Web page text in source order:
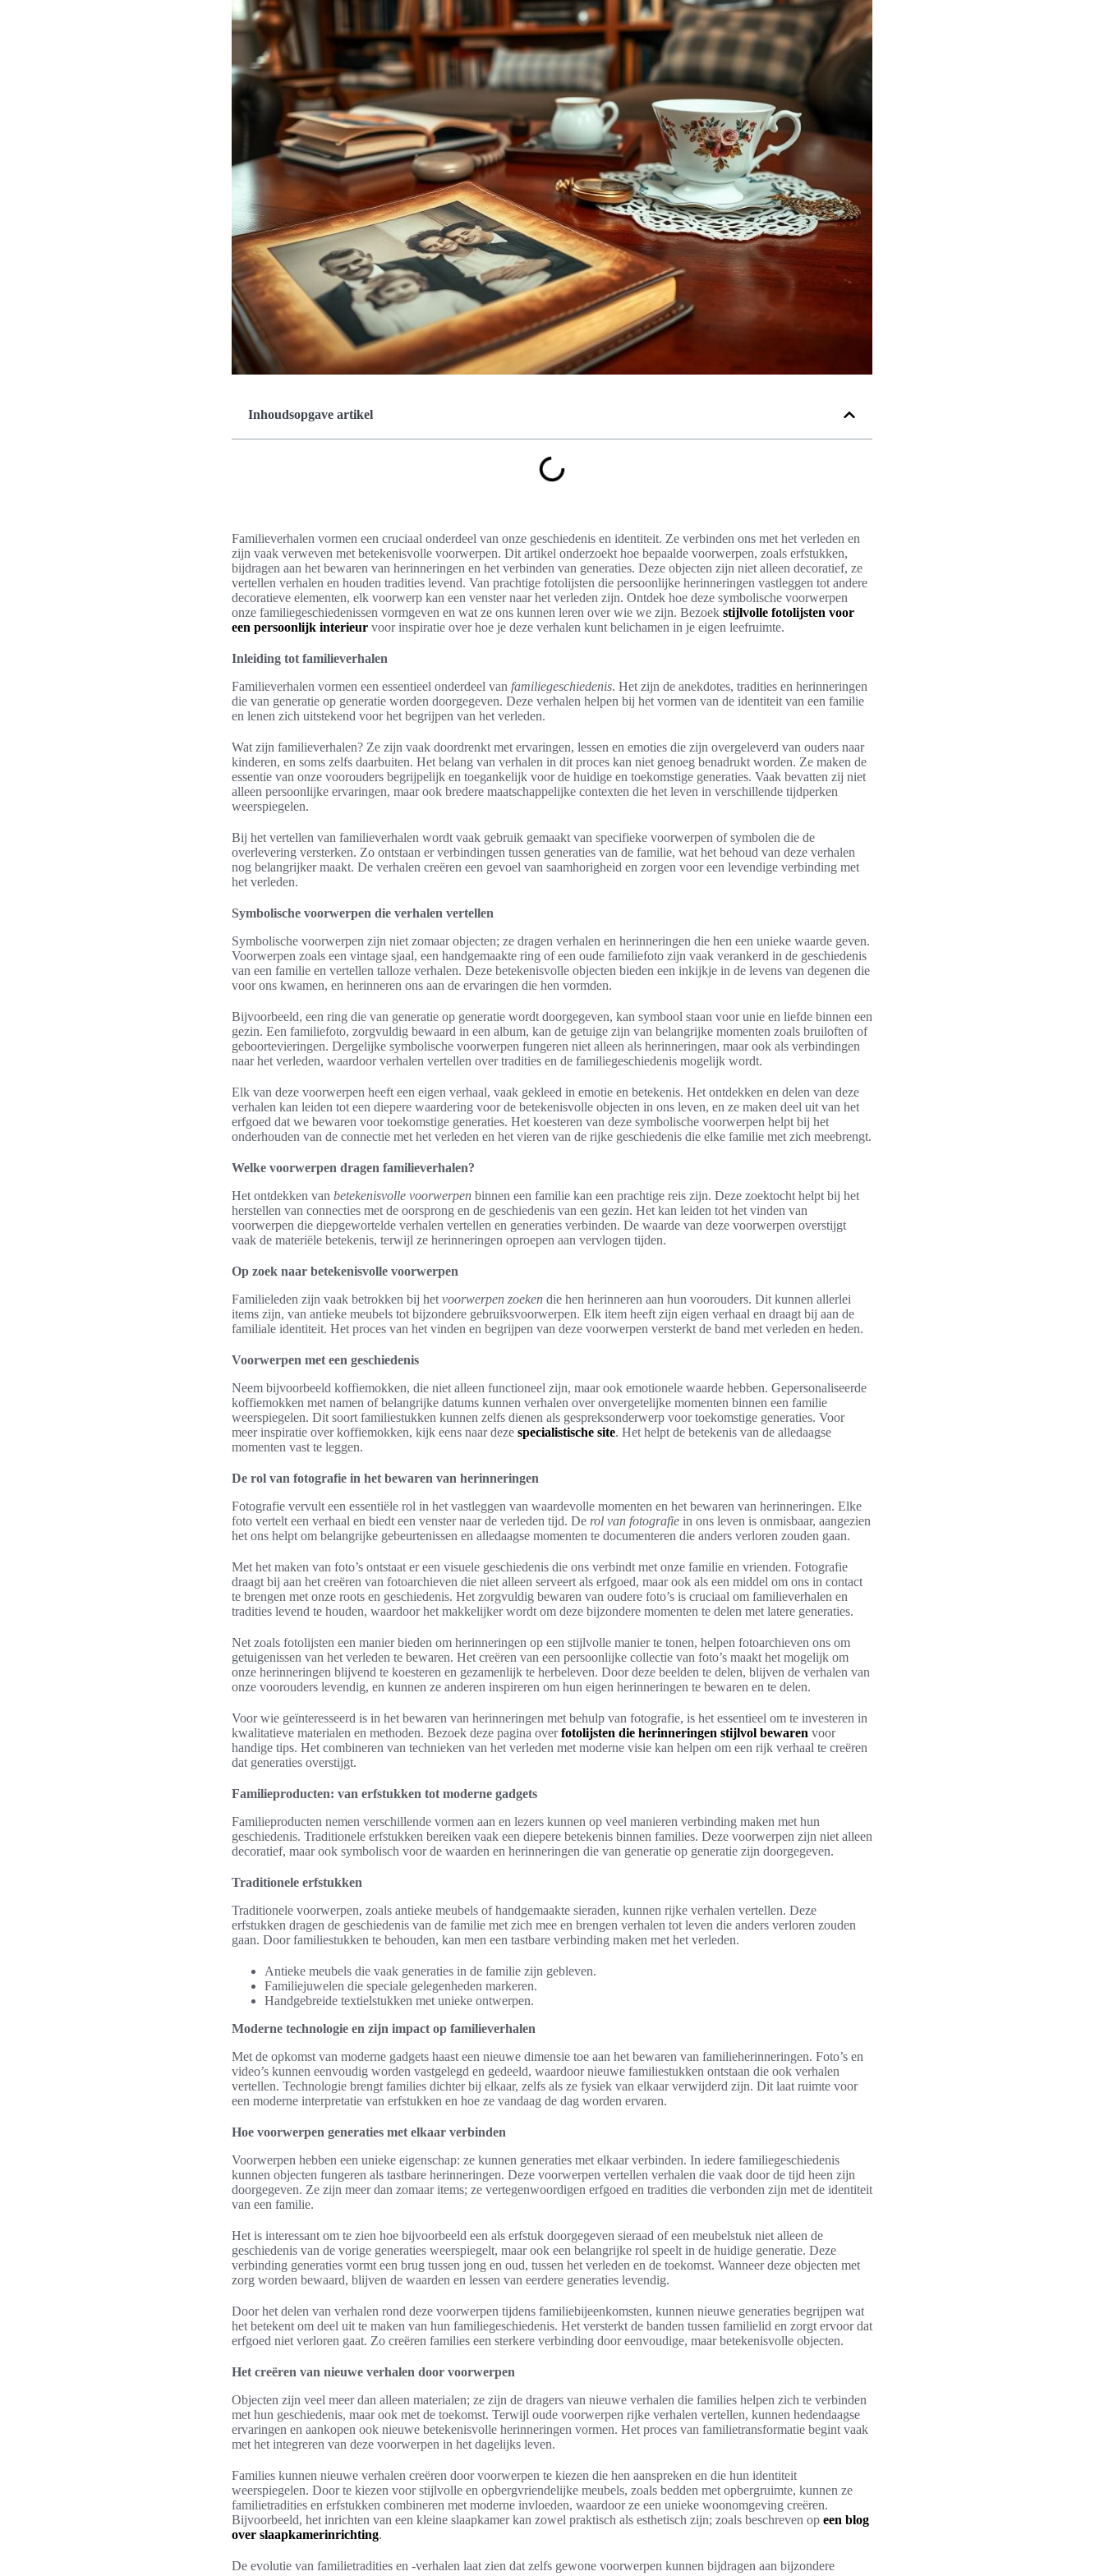
Inhoudsopgave artikel
Familieverhalen vormen een cruciaal onderdeel van onze geschiedenis en identiteit. Ze verbinden ons met het verleden en
zijn vaak verweven met betekenisvolle voorwerpen. Dit artikel onderzoekt hoe bepaalde voorwerpen, zoals erfstukken,
bijdragen aan het bewaren van herinneringen en het verbinden van generaties. Deze objecten zijn niet alleen decoratief, ze
vertellen verhalen en houden tradities levend. Van prachtige fotolijsten die persoonlijke herinneringen vastleggen tot andere
decoratieve elementen, elk voorwerp kan een venster naar het verleden zijn. Ontdek hoe deze symbolische voorwerpen
onze familiegeschiedenissen vormgeven en wat ze ons kunnen leren over wie we zijn. Bezoek stijlvolle fotolijsten voor
een persoonlijk interieur voor inspiratie over hoe je deze verhalen kunt belichamen in je eigen leefruimte.
Inleiding tot familieverhalen
Familieverhalen vormen een essentieel onderdeel van familiegeschiedenis. Het zijn de anekdotes, tradities en herinneringen
die van generatie op generatie worden doorgegeven. Deze verhalen helpen bij het vormen van de identiteit van een familie
en lenen zich uitstekend voor het begrijpen van het verleden.
Wat zijn familieverhalen? Ze zijn vaak doordrenkt met ervaringen, lessen en emoties die zijn overgeleverd van ouders naar
kinderen, en soms zelfs daarbuiten. Het belang van verhalen in dit proces kan niet genoeg benadrukt worden. Ze maken de
essentie van onze voorouders begrijpelijk en toegankelijk voor de huidige en toekomstige generaties. Vaak bevatten zij niet
alleen persoonlijke ervaringen, maar ook bredere maatschappelijke contexten die het leven in verschillende tijdperken
weerspiegelen.
Bij het vertellen van familieverhalen wordt vaak gebruik gemaakt van specifieke voorwerpen of symbolen die de
overlevering versterken. Zo ontstaan er verbindingen tussen generaties van de familie, wat het behoud van deze verhalen
nog belangrijker maakt. De verhalen creëren een gevoel van saamhorigheid en zorgen voor een levendige verbinding met
het verleden.
Symbolische voorwerpen die verhalen vertellen
Symbolische voorwerpen zijn niet zomaar objecten; ze dragen verhalen en herinneringen die hen een unieke waarde geven.
Voorwerpen zoals een vintage sjaal, een handgemaakte ring of een oude familiefoto zijn vaak verankerd in de geschiedenis
van een familie en vertellen talloze verhalen. Deze betekenisvolle objecten bieden een inkijkje in de levens van degenen die
voor ons kwamen, en herinneren ons aan de ervaringen die hen vormden.
Bijvoorbeeld, een ring die van generatie op generatie wordt doorgegeven, kan symbool staan voor unie en liefde binnen een
gezin. Een familiefoto, zorgvuldig bewaard in een album, kan de getuige zijn van belangrijke momenten zoals bruiloften of
geboortevieringen. Dergelijke symbolische voorwerpen fungeren niet alleen als herinneringen, maar ook als verbindingen
naar het verleden, waardoor verhalen vertellen over tradities en de familiegeschiedenis mogelijk wordt.
Elk van deze voorwerpen heeft een eigen verhaal, vaak gekleed in emotie en betekenis. Het ontdekken en delen van deze
verhalen kan leiden tot een diepere waardering voor de betekenisvolle objecten in ons leven, en ze maken deel uit van het
erfgoed dat we bewaren voor toekomstige generaties. Het koesteren van deze symbolische voorwerpen helpt bij het
onderhouden van de connectie met het verleden en het vieren van de rijke geschiedenis die elke familie met zich meebrengt.
Welke voorwerpen dragen familieverhalen?
Het ontdekken van betekenisvolle voorwerpen binnen een familie kan een prachtige reis zijn. Deze zoektocht helpt bij het
herstellen van connecties met de oorsprong en de geschiedenis van een gezin. Het kan leiden tot het vinden van
voorwerpen die diepgewortelde verhalen vertellen en generaties verbinden. De waarde van deze voorwerpen overstijgt
vaak de materiële betekenis, terwijl ze herinneringen oproepen aan vervlogen tijden.
Op zoek naar betekenisvolle voorwerpen
Familieleden zijn vaak betrokken bij het voorwerpen zoeken die hen herinneren aan hun voorouders. Dit kunnen allerlei
items zijn, van antieke meubels tot bijzondere gebruiksvoorwerpen. Elk item heeft zijn eigen verhaal en draagt bij aan de
familiale identiteit. Het proces van het vinden en begrijpen van deze voorwerpen versterkt de band met verleden en heden.
Voorwerpen met een geschiedenis
Neem bijvoorbeeld koffiemokken, die niet alleen functioneel zijn, maar ook emotionele waarde hebben. Gepersonaliseerde
koffiemokken met namen of belangrijke datums kunnen verhalen over onvergetelijke momenten binnen een familie
weerspiegelen. Dit soort familiestukken kunnen zelfs dienen als gespreksonderwerp voor toekomstige generaties. Voor
meer inspiratie over koffiemokken, kijk eens naar deze specialistische site. Het helpt de betekenis van de alledaagse
momenten vast te leggen.
De rol van fotografie in het bewaren van herinneringen
Fotografie vervult een essentiële rol in het vastleggen van waardevolle momenten en het bewaren van herinneringen. Elke
foto vertelt een verhaal en biedt een venster naar de verleden tijd. De rol van fotografie in ons leven is onmisbaar, aangezien
het ons helpt om belangrijke gebeurtenissen en alledaagse momenten te documenteren die anders verloren zouden gaan.
Met het maken van foto’s ontstaat er een visuele geschiedenis die ons verbindt met onze familie en vrienden. Fotografie
draagt bij aan het creëren van fotoarchieven die niet alleen serveert als erfgoed, maar ook als een middel om ons in contact
te brengen met onze roots en geschiedenis. Het zorgvuldig bewaren van oudere foto’s is cruciaal om familieverhalen en
tradities levend te houden, waardoor het makkelijker wordt om deze bijzondere momenten te delen met latere generaties.
Net zoals fotolijsten een manier bieden om herinneringen op een stijlvolle manier te tonen, helpen fotoarchieven ons om
getuigenissen van het verleden te bewaren. Het creëren van een persoonlijke collectie van foto’s maakt het mogelijk om
onze herinneringen blijvend te koesteren en gezamenlijk te herbeleven. Door deze beelden te delen, blijven de verhalen van
onze voorouders levendig, en kunnen ze anderen inspireren om hun eigen herinneringen te bewaren en te delen.
Voor wie geïnteresseerd is in het bewaren van herinneringen met behulp van fotografie, is het essentieel om te investeren in
kwalitatieve materialen en methoden. Bezoek deze pagina overfotolijsten die herinneringen stijlvol bewaren voor
handige tips. Het combineren van technieken van het verleden met moderne visie kan helpen om een rijk verhaal te creëren
dat generaties overstijgt.
Familieproducten: van erfstukken tot moderne gadgets
Familieproducten nemen verschillende vormen aan en lezers kunnen op veel manieren verbinding maken met hun
geschiedenis. Traditionele erfstukken bereiken vaak een diepere betekenis binnen families. Deze voorwerpen zijn niet alleen
decoratief, maar ook symbolisch voor de waarden en herinneringen die van generatie op generatie zijn doorgegeven.
Traditionele erfstukken
Traditionele voorwerpen, zoals antieke meubels of handgemaakte sieraden, kunnen rijke verhalen vertellen. Deze
erfstukken dragen de geschiedenis van de familie met zich mee en brengen verhalen tot leven die anders verloren zouden
gaan. Door familiestukken te behouden, kan men een tastbare verbinding maken met het verleden.
Antieke meubels die vaak generaties in de familie zijn gebleven.
Familiejuwelen die speciale gelegenheden markeren.
Handgebreide textielstukken met unieke ontwerpen.
Moderne technologie en zijn impact op familieverhalen
Met de opkomst van moderne gadgets haast een nieuwe dimensie toe aan het bewaren van familieherinneringen. Foto’s en
video’s kunnen eenvoudig worden vastgelegd en gedeeld, waardoor nieuwe familiestukken ontstaan die ook verhalen
vertellen. Technologie brengt families dichter bij elkaar, zelfs als ze fysiek van elkaar verwijderd zijn. Dit laat ruimte voor
een moderne interpretatie van erfstukken en hoe ze vandaag de dag worden ervaren.
Hoe voorwerpen generaties met elkaar verbinden
Voorwerpen hebben een unieke eigenschap: ze kunnen generaties met elkaar verbinden. In iedere familiegeschiedenis
kunnen objecten fungeren als tastbare herinneringen. Deze voorwerpen vertellen verhalen die vaak door de tijd heen zijn
doorgegeven. Ze zijn meer dan zomaar items; ze vertegenwoordigen erfgoed en tradities die verbonden zijn met de identiteit
van een familie.
Het is interessant om te zien hoe bijvoorbeeld een als erfstuk doorgegeven sieraad of een meubelstuk niet alleen de
geschiedenis van de vorige generaties weerspiegelt, maar ook een belangrijke rol speelt in de huidige generatie. Deze
verbinding generaties vormt een brug tussen jong en oud, tussen het verleden en de toekomst. Wanneer deze objecten met
zorg worden bewaard, blijven de waarden en lessen van eerdere generaties levendig.
Door het delen van verhalen rond deze voorwerpen tijdens familiebijeenkomsten, kunnen nieuwe generaties begrijpen wat
het betekent om deel uit te maken van hun familiegeschiedenis. Het versterkt de banden tussen familielid en zorgt ervoor dat
erfgoed niet verloren gaat. Zo creëren families een sterkere verbinding door eenvoudige, maar betekenisvolle objecten.
Het creëren van nieuwe verhalen door voorwerpen
Objecten zijn veel meer dan alleen materialen; ze zijn de dragers van nieuwe verhalen die families helpen zich te verbinden
met hun geschiedenis, maar ook met de toekomst. Terwijl oude voorwerpen rijke verhalen vertellen, kunnen hedendaagse
ervaringen en aankopen ook nieuwe betekenisvolle herinneringen vormen. Het proces van familietransformatie begint vaak
met het integreren van deze voorwerpen in het dagelijks leven.
Families kunnen nieuwe verhalen creëren door voorwerpen te kiezen die hen aanspreken en die hun identiteit
weerspiegelen. Door te kiezen voor stijlvolle en opbergvriendelijke meubels, zoals bedden met opbergruimte, kunnen ze
familietradities en erfstukken combineren met moderne invloeden, waardoor ze een unieke woonomgeving creëren.
Bijvoorbeeld, het inrichten van een kleine slaapkamer kan zowel praktisch als esthetisch zijn; zoals beschreven op een blog
over slaapkamerinrichting.
De evolutie van familietradities en -verhalen laat zien dat zelfs gewone voorwerpen kunnen bijdragen aan bijzondere